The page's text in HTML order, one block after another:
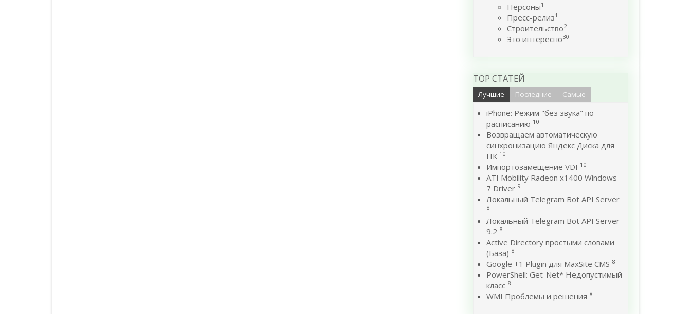
Персоны1
Пресс-релиз1
Строительство2
Это интересно30
TOP СТАТЕЙ
Лучшие Последние Самые
iPhone: Режим "без звука" по
расписанию 10
Возвращаем автоматическую
синхронизацию Яндекс Диска для
ПК 10
Импортозамещение VDI 10
ATI Mobility Radeon x1400 Windows
7 Driver 9
Локальный Telegram Bot API Server
8
Локальный Telegram Bot API Server
9.2 8
Active Directory простыми словами
(База) 8
Google +1 Plugin для MaxSite CMS 8
PowerShell: Get-Net* Недопустимый
класс 8
WMI Проблемы и решения 8